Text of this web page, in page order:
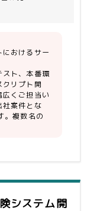
境、受入環
び本番環境の
スト、ジョブ
におけるサー
スト、本番環
クリプト開
くご担当い
社案件とな
。複数名の
システム開